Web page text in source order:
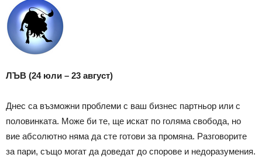
ЛЪВ (24 юли – 23 август)
Днес са възможни проблеми с ваш бизнес партньор или с
половинката. Може би те, ще искат по голяма свобода, но
вие абсолютно няма да сте готови за промяна. Разговорите
за пари, също могат да доведат до спорове и недоразумения.